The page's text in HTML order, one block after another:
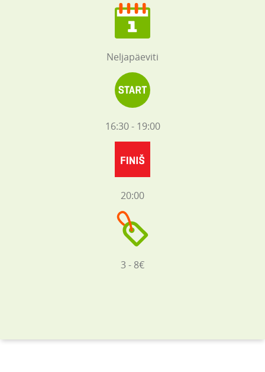
Neljapäeviti
16:30 - 19:00
20:00
3 - 8€